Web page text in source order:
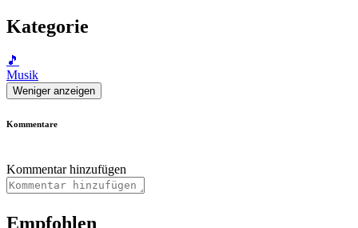
Kategorie
🎵
Musik
Weniger anzeigen
Kommentare
Kommentar hinzufügen
Empfohlen